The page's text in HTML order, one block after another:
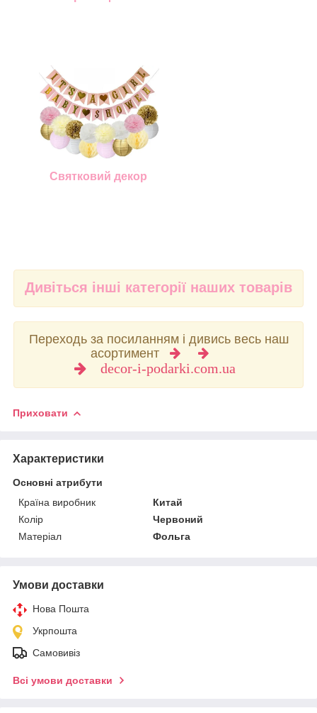
Переходь за посиланням і дивись весь наш
асортимент
decor-i-podarki.com.ua
Дивіться інші категорії наших товарів
Святковий декор
Приховати
Характеристики
Основні атрибути
Країна виробник
Китай
Колір
Червоний
Матеріал
Фольга
Умови доставки
Нова Пошта
Укрпошта
Самовивіз
Всі умови доставки